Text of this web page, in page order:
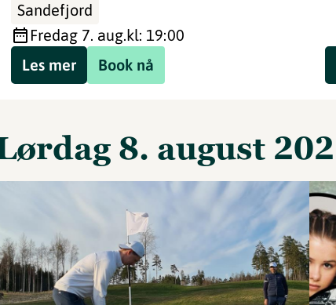
Sandefjord
fredag 7. aug.kl: 19:00
Book nå
Les mer
lørdag 8. august